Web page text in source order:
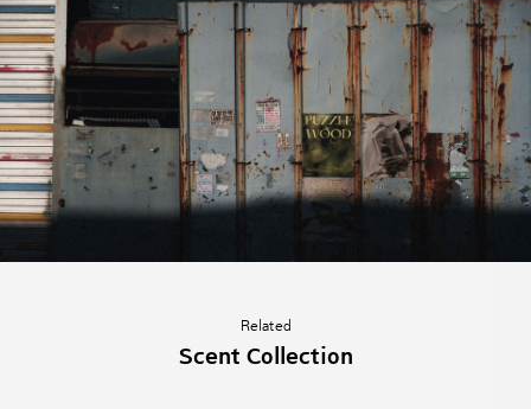
Related
Scent Collection